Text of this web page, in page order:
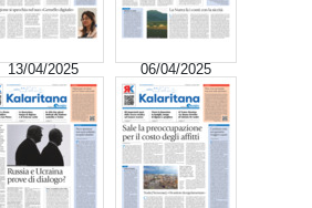
13/04/2025 06/04/2025